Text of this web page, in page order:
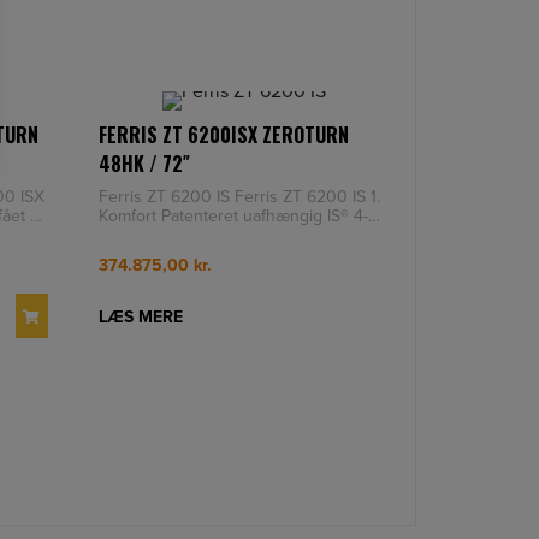
ISX
et
FERRIS ZT 6200ISX ZEROTURN
48HK / 72″
Ferris ZT 6200 IS Ferris ZT 6200 IS 1.
Komfort Patenteret uafhængig IS® 4-
374.875,00 kr.
LÆS MERE